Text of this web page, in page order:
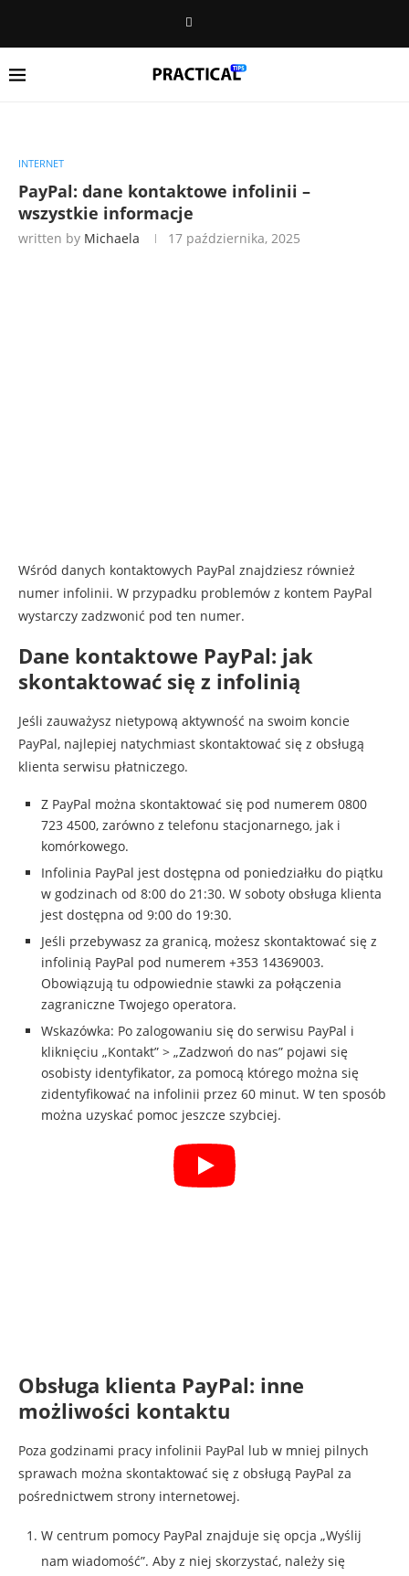
INTERNET
PayPal: dane kontaktowe infolinii –
wszystkie informacje
written by Michaela 17 października, 2025
Wśród danych kontaktowych PayPal znajdziesz również
numer infolinii. W przypadku problemów z kontem PayPal
wystarczy zadzwonić pod ten numer.
Dane kontaktowe PayPal: jak
skontaktować się z infolinią
Jeśli zauważysz nietypową aktywność na swoim koncie
PayPal, najlepiej natychmiast skontaktować się z obsługą
klienta serwisu płatniczego.
Z PayPal można skontaktować się pod numerem 0800
723 4500, zarówno z telefonu stacjonarnego, jak i
komórkowego.
Infolinia PayPal jest dostępna od poniedziałku do piątku
w godzinach od 8:00 do 21:30. W soboty obsługa klienta
jest dostępna od 9:00 do 19:30.
Jeśli przebywasz za granicą, możesz skontaktować się z
infolinią PayPal pod numerem +353 14369003.
Obowiązują tu odpowiednie stawki za połączenia
zagraniczne Twojego operatora.
Wskazówka: Po zalogowaniu się do serwisu PayPal i
kliknięciu „Kontakt” > „Zadzwoń do nas” pojawi się
osobisty identyfikator, za pomocą którego można się
zidentyfikować na infolinii przez 60 minut. W ten sposób
można uzyskać pomoc jeszcze szybciej.
Obsługa klienta PayPal: inne
możliwości kontaktu
Poza godzinami pracy infolinii PayPal lub w mniej pilnych
sprawach można skontaktować się z obsługą PayPal za
pośrednictwem strony internetowej.
W centrum pomocy PayPal znajduje się opcja „Wyślij
nam wiadomość”. Aby z niej skorzystać, należy się